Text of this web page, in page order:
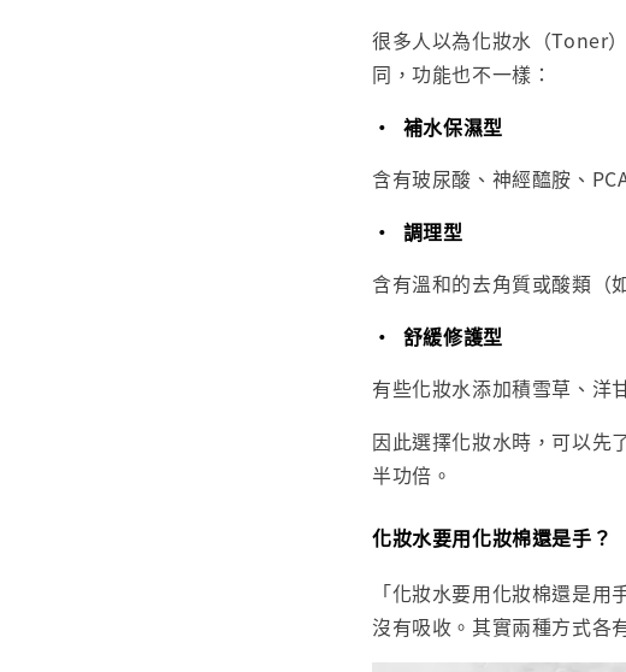
很多人以為化妝水（Toner
同，功能也不一樣：
•
補水保濕型
含有玻尿酸、神經醯胺、
•
調理型
含有溫和的去角質或酸類（
•
舒緩修護型
有些化妝水添加積雪草、洋
因此選擇化妝水時，可以先
半功倍。
化妝水要用化妝棉還是手？
「化妝水要用化妝棉還是
沒有吸收。其實兩種方式各